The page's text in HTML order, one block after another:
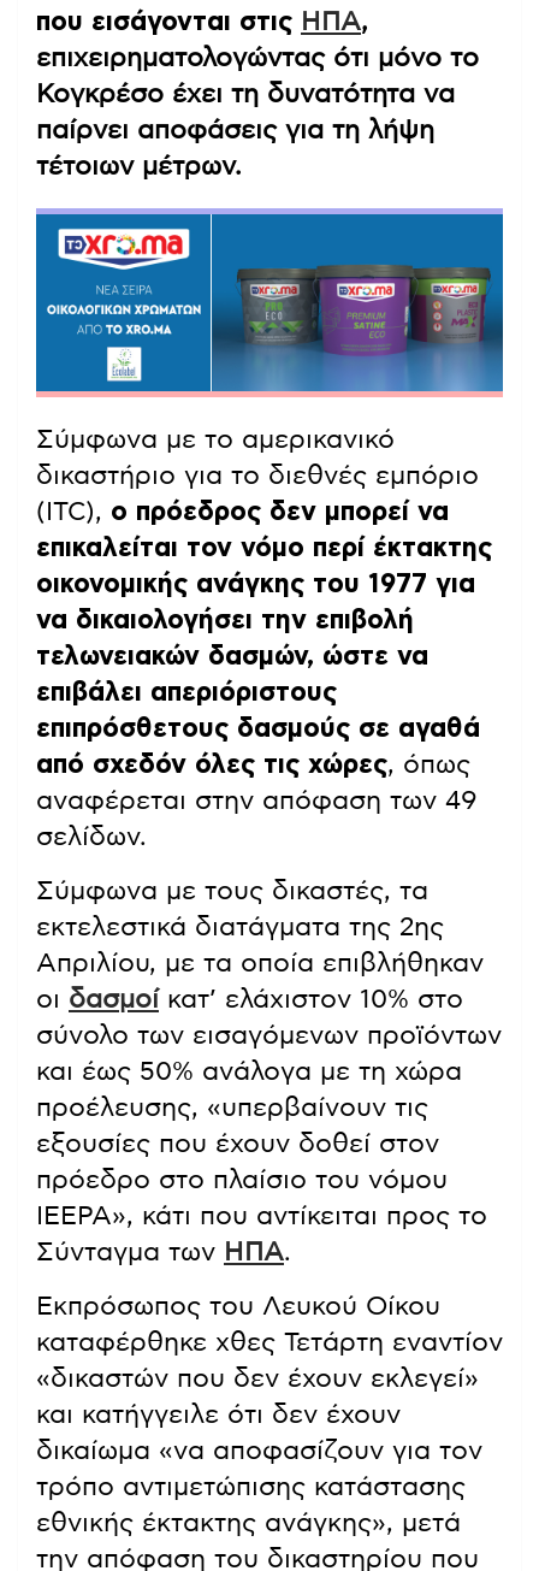
που εισάγονται στις ΗΠΑ,
επιχειρηματολογώντας ότι μόνο το
Κογκρέσο έχει τη δυνατότητα να
παίρνει αποφάσεις για τη λήψη
τέτοιων μέτρων.
Σύμφωνα με το αμερικανικό
δικαστήριο για το διεθνές εμπόριο
(ITC), ο πρόεδρος δεν μπορεί να
επικαλείται τον νόμο περί έκτακτης
οικονομικής ανάγκης του 1977 για
να δικαιολογήσει την επιβολή
τελωνειακών δασμών, ώστε να
επιβάλει απεριόριστους
επιπρόσθετους δασμούς σε αγαθά
από σχεδόν όλες τις χώρες, όπως
αναφέρεται στην απόφαση των 49
σελίδων.
Σύμφωνα με τους δικαστές, τα
εκτελεστικά διατάγματα της 2ης
Απριλίου, με τα οποία επιβλήθηκαν
οι δασμοίκατ’ ελάχιστον 10% στο
σύνολο των εισαγόμενων προϊόντων
και έως 50% ανάλογα με τη χώρα
προέλευσης, «υπερβαίνουν τις
εξουσίες που έχουν δοθεί στον
πρόεδρο στο πλαίσιο του νόμου
IEEPA», κάτι που αντίκειται προς το
Σύνταγμα των ΗΠΑ.
Εκπρόσωπος του Λευκού Οίκου
καταφέρθηκε χθες Τετάρτη εναντίον
«δικαστών που δεν έχουν εκλεγεί»
και κατήγγειλε ότι δεν έχουν
δικαίωμα «να αποφασίζουν για τον
τρόπο αντιμετώπισης κατάστασης
εθνικής έκτακτης ανάγκης», μετά
την απόφαση του δικαστηρίου που